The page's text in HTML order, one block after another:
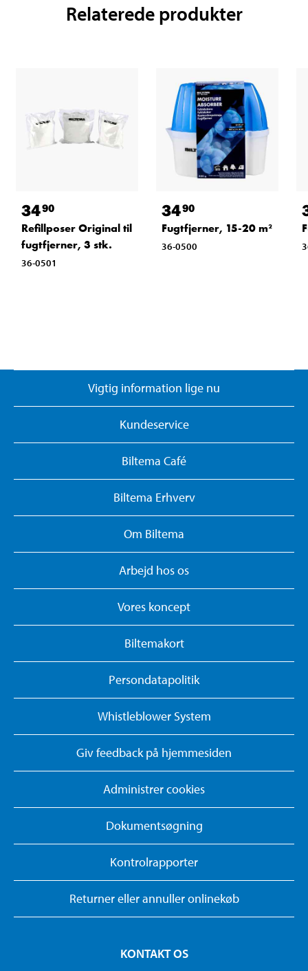
Relaterede produkter
3490
Refillposer Original til
fugtfjerner, 3 stk.
36-0501
3490
Fugtfjerner, 15-20 m²
36-0500
Vigtig information lige nu
Kundeservice
Biltema Café
Biltema Erhverv
Om Biltema
Arbejd hos os
Vores koncept
Biltemakort
Persondatapolitik
Whistleblower System
Giv feedback på hjemmesiden
Administrer cookies
Dokumentsøgning
Kontrolrapporter
Returner eller annuller onlinekøb
KONTAKT OS